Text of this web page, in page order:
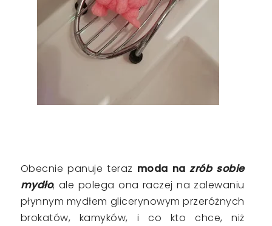
Obecnie panuje teraz moda nazrób sobie
mydło, ale polega ona raczej na zalewaniu
płynnym mydłem glicerynowym przeróżnych
brokatów, kamyków, i co kto chce, niż